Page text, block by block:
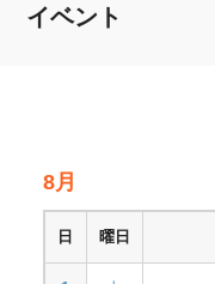
イベント
8月
日 曜日